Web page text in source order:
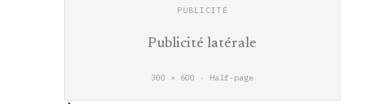
Publicité latérale
300 × 600 · Half-page